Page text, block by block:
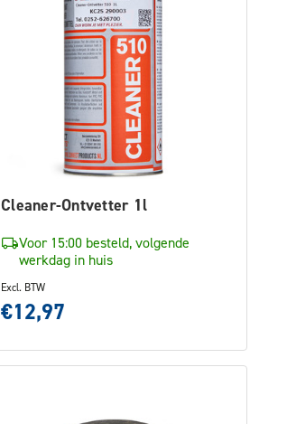
Cleaner-Ontvetter 1l
Voor 15:00 besteld, volgende
werkdag in huis
Excl. BTW
€12,97